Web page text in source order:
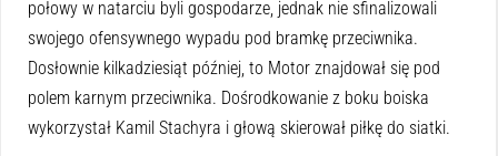
połowy w natarciu byli gospodarze, jednak nie sfinalizowali
swojego ofensywnego wypadu pod bramkę przeciwnika.
Dosłownie kilkadziesiąt później, to Motor znajdował się pod
polem karnym przeciwnika. Dośrodkowanie z boku boiska
wykorzystał Kamil Stachyra i głową skierował piłkę do siatki.